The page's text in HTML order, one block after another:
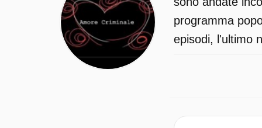
decide di eliminarla e pianifica il
femminicidio. Il 19 luglio 2022 la Corte
d'Assise di Ravenna condanna
gli imputati all'ergastolo. La sentenza
raccontata attraverso la formula della
programma
episodi, l'ultimo